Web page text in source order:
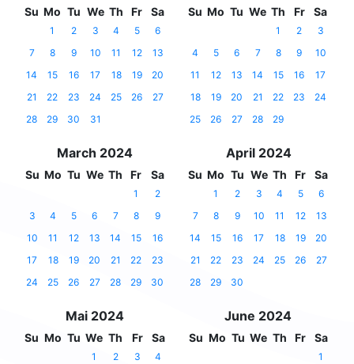
Su Mo Tu We Th Fr Sa
1 2 3 4 5
6
7
8 9 10 11 12
13
14
15 16 17 18 19
20
21
22 23 24 25 26
27
28
29 30 31
Su Mo Tu We Th Fr Sa
1 2
3
4
5 6 7 8 9
10
11
12 13 14 15 16
17
18
19 20 21 22 23
24
25
26 27 28 29
March 2024
Su Mo Tu We Th Fr Sa
1
2
3
4 5 6 7 8
9
10
11 12 13 14 15
16
17
18 19 20 21 22
23
24
25 26 27 28 29 30
April 2024
Su Mo Tu We Th Fr Sa
1 2 3 4 5
6
7
8 9 10 11 12
13
14
15 16 17 18 19
20
21
22 23 24 25 26
27
28
29 30
Mai 2024
Su Mo Tu We Th Fr Sa
1 2 3
4
June 2024
Su Mo Tu We Th Fr Sa
1